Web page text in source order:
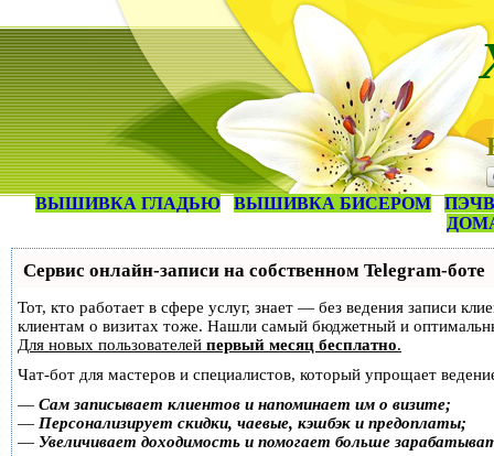
ВЫШИВКА ГЛАДЬЮ ВЫШИВКА БИСЕРОМ
Сервис онлайн-записи на собственном Telegram-боте
Тот, кто работает в сфере услуг, знает — без ведения записи
клиентам о визитах тоже. Нашли самый бюджетный и
Для новых пользователей первый месяц бесплатно.
Чат-бот для мастеров и специалистов, который упрощает
— Сам записывает клиентов и напоминает им о визите;
— Персонализирует скидки, чаевые, кэшбэк и предоплаты;
— Увеличивает доходимость и помогает больше